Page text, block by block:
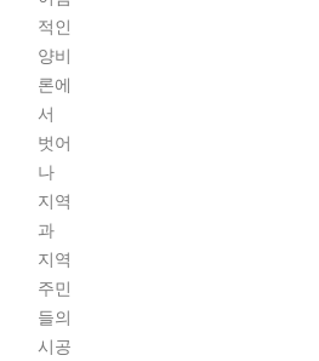
적인
양비
론에
서
벗어
나
지역
과
지역
주민
들의
시공